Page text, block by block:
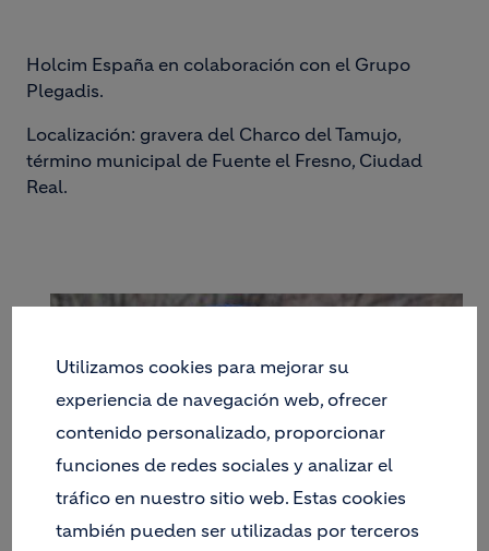
Holcim España en colaboración con el Grupo
Plegadis.
Localización: gravera del Charco del Tamujo,
término municipal de Fuente el Fresno, Ciudad
Real.
Utilizamos cookies para mejorar su
experiencia de navegación web, ofrecer
contenido personalizado, proporcionar
funciones de redes sociales y analizar el
tráfico en nuestro sitio web. Estas cookies
también pueden ser utilizadas por terceros